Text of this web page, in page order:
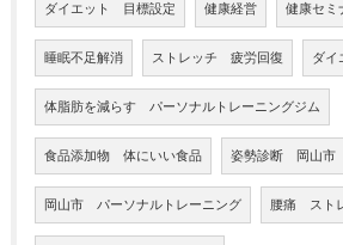
ダイエット 目標設定 健康経営 健康セミ
睡眠不足解消 ストレッチ 疲労回復 ダ
体脂肪を減らす パーソナルトレーニングジム
食品添加物 体にいい食品 姿勢診断 岡山市
岡山市 パーソナルトレーニング 腰痛 スト